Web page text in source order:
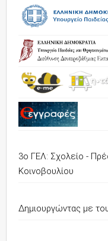
3ο ΓΕΛ: Σχολείο -
Κοινοβουλίου
Δημιουργώντας με